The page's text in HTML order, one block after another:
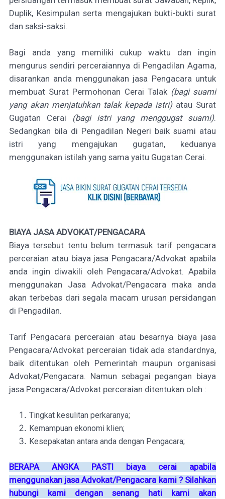
Duplik, Kesimpulan serta mengajukan bukti-bukti surat
dan saksi-saksi.
Bagi anda yang memiliki cukup waktu dan ingin
mengurus sendiri perceraiannya di Pengadilan Agama,
disarankan anda menggunakan jasa Pengacara untuk
membuat Surat Permohonan Cerai Talak (bagi suami
yang akan menjatuhkan talak kepada istri)atau Surat
Gugatan Cerai
(bagi istri yang menggugat suami).
Sedangkan bila di Pengadilan Negeri baik suami atau
istri yang mengajukan gugatan, keduanya
menggunakan istilah yang sama yaitu Gugatan Cerai.
BIAYA JASA ADVOKAT/PENGACARA
Biaya tersebut tentu belum termasuk tarif pengacara
perceraian atau biaya jasa Pengacara/Advokat apabila
anda ingin diwakili oleh Pengacara/Advokat. Apabila
menggunakan Jasa Advokat/Pengacara maka anda
akan terbebas dari segala macam urusan persidangan
di Pengadilan.
Tarif Pengacara perceraian atau besarnya biaya jasa
Pengacara/Advokat perceraian tidak ada standardnya,
baik ditentukan oleh Pemerintah maupun organisasi
Advokat/Pengacara. Namun sebagai pegangan biaya
jasa Pengacara/Advokat perceraian ditentukan oleh :
Tingkat kesulitan perkaranya;
Kemampuan ekonomi klien;
Kesepakatan antara anda dengan Pengacara;
BERAPA ANGKA PASTI biaya cerai apabila
menggunakan jasa Advokat/Pengacara kami ? Silahkan
hubungi kami dengan senang hati kami akan